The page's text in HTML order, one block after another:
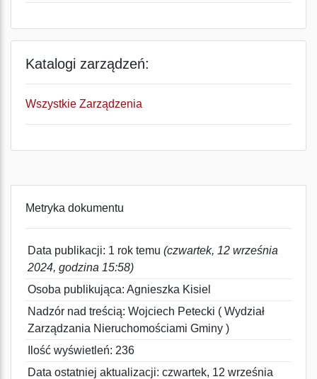
Katalogi zarządzeń:
Wszystkie Zarządzenia
Metryka dokumentu
Data publikacji: 1 rok temu (czwartek, 12 września
2024, godzina 15:58)
Osoba publikująca: Agnieszka Kisiel
Nadzór nad treścią: Wojciech Petecki ( Wydział
Zarządzania Nieruchomościami Gminy )
Ilość wyświetleń: 236
Data ostatniej aktualizacji: czwartek, 12 września